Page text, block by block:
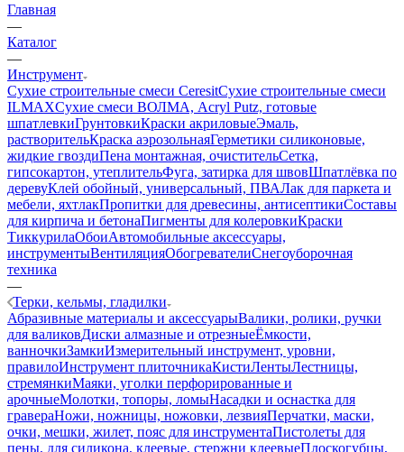
Главная
—
Каталог
—
Инструмент
Сухие строительные смеси CeresitСухие строительные смеси
ILMAXСухие смеси ВОЛМА, Acryl Putz, готовые
шпатлевкиГрунтовкиКраски акриловыеЭмаль,
растворительКраска аэрозольнаяГерметики силиконовые,
жидкие гвоздиПена монтажная, очистительСетка,
гипсокартон, утеплительФуга, затирка для швовШпатлёвка по
деревуКлей обойный, универсальный, ПВАЛак для паркета и
мебели, яхтлакПропитки для древесины, антисептикиСоставы
для кирпича и бетонаПигменты для колеровкиКраски
ТиккурилаОбоиАвтомобильные аксессуары,
инструментыВентиляцияОбогревателиСнегоуборочная
техника
—
Терки, кельмы, гладилки
Абразивные материалы и аксессуарыВалики, ролики, ручки
для валиковДиски алмазные и отрезныеЁмкости,
ванночкиЗамкиИзмерительный инструмент, уровни,
правилоИнструмент плиточникаКистиЛентыЛестницы,
стремянкиМаяки, уголки перфорированные и
арочныеМолотки, топоры, ломыНасадки и оснастка для
гравераНожи, ножницы, ножовки, лезвияПерчатки, маски,
очки, мешки, жилет, пояс для инструментаПистолеты для
пены, для силикона, клеевые, стержни клеевыеПлоскогубцы,